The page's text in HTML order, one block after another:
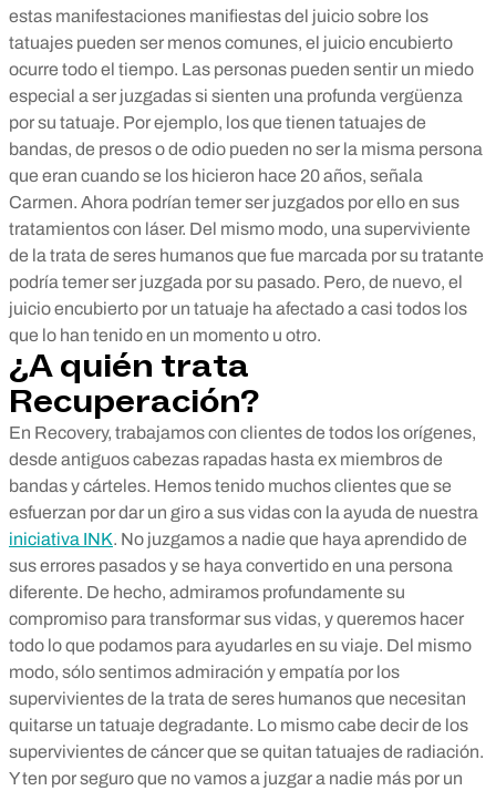
estas manifestaciones manifiestas del juicio sobre los
tatuajes pueden ser menos comunes, el juicio encubierto
ocurre todo el tiempo. Las personas pueden sentir un miedo
especial a ser juzgadas si sienten una profunda vergüenza
por su tatuaje. Por ejemplo, los que tienen tatuajes de
bandas, de presos o de odio pueden no ser la misma persona
que eran cuando se los hicieron hace 20 años, señala
Carmen. Ahora podrían temer ser juzgados por ello en sus
tratamientos con láser. Del mismo modo, una superviviente
de la trata de seres humanos que fue marcada por su tratante
podría temer ser juzgada por su pasado. Pero, de nuevo, el
juicio encubierto por un tatuaje ha afectado a casi todos los
que lo han tenido en un momento u otro.
¿A quién trata
Recuperación?
En Recovery, trabajamos con clientes de todos los orígenes,
desde antiguos cabezas rapadas hasta ex miembros de
bandas y cárteles. Hemos tenido muchos clientes que se
esfuerzan por dar un giro a sus vidas con la ayuda de nuestra
iniciativa INK. No juzgamos a nadie que haya aprendido de
sus errores pasados y se haya convertido en una persona
diferente. De hecho, admiramos profundamente su
compromiso para transformar sus vidas, y queremos hacer
todo lo que podamos para ayudarles en su viaje. Del mismo
modo, sólo sentimos admiración y empatía por los
supervivientes de la trata de seres humanos que necesitan
quitarse un tatuaje degradante. Lo mismo cabe decir de los
supervivientes de cáncer que se quitan tatuajes de radiación.
Y ten por seguro que no vamos a juzgar a nadie más por un